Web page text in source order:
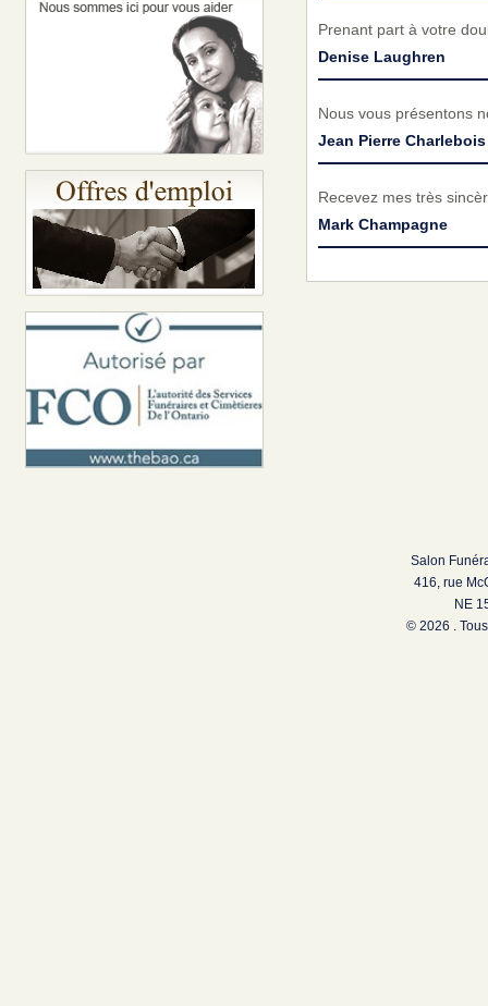
Prenant part à votre
Denise Laughren
Nous vous présentons
Jean Pierre Charlebois
Recevez mes très
Mark Champagne
Salon
416, rue
NE
© 2026 .